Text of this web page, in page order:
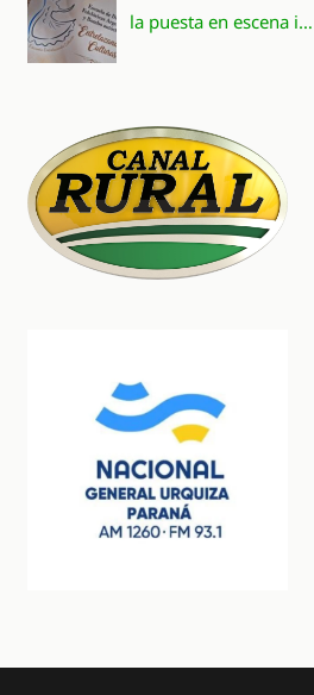
la puesta en escena i…